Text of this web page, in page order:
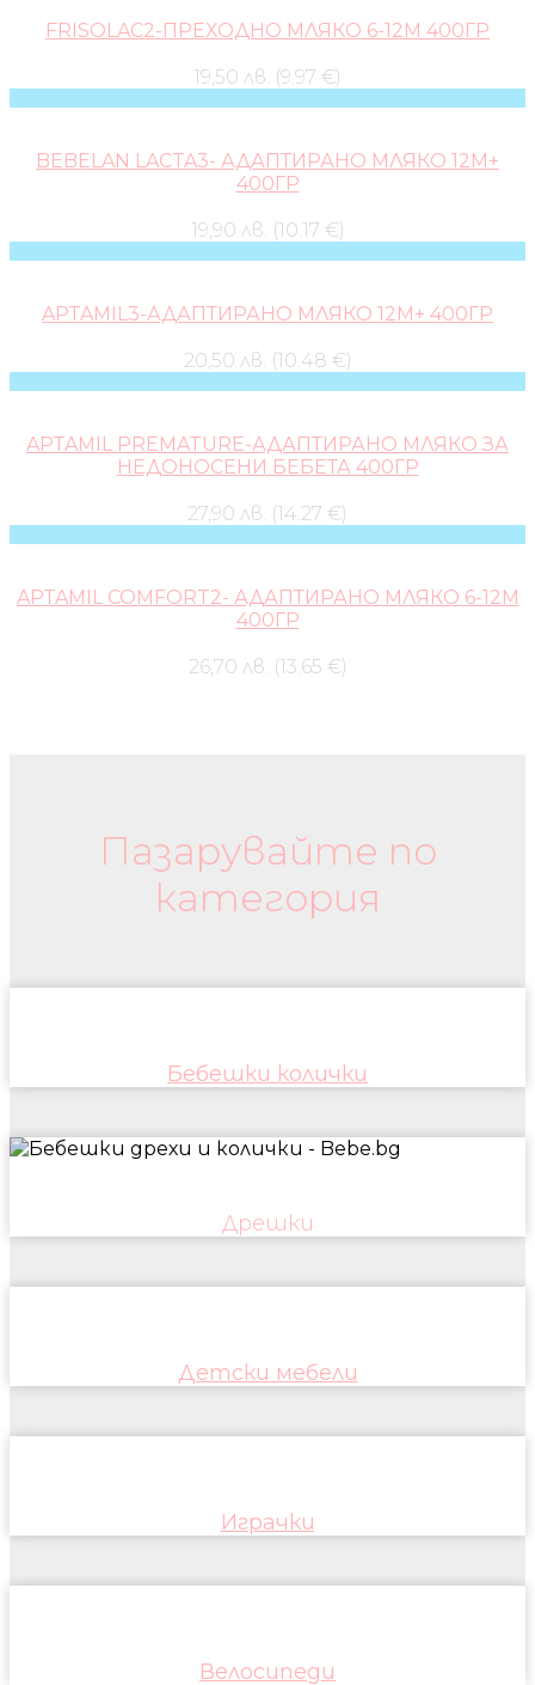
FRISOLAC2-ПРЕХОДНО МЛЯКО 6-12М 400ГР
19,50 лв. (9.97 €)
BEBELAN LACTA3- АДАПТИРАНО МЛЯКО 12М+
400ГР
19,90 лв. (10.17 €)
APTAMIL3-АДАПТИРАНО МЛЯКО 12М+ 400ГР
20,50 лв. (10.48 €)
APTAMIL PREMATURE-АДАПТИРАНО МЛЯКО ЗА
НЕДОНОСЕНИ БЕБЕТА 400ГР
27,90 лв. (14.27 €)
APTAMIL COMFORT2- АДАПТИРАНО МЛЯКО 6-12М
400ГР
26,70 лв. (13.65 €)
Пазарувайте по
категория
Бебешки колички
Дрешки
Детски мебели
Играчки
Велосипеди